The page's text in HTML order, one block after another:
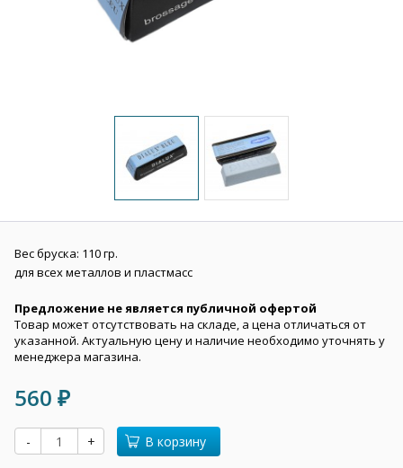
Вес бруска: 110 гр.
для всех металлов и пластмасс
Предложение не является публичной офертой
Товар может отсутствовать на складе, а цена отличаться от
указанной. Актуальную цену и наличие необходимо уточнять у
менеджера магазина.
560 ₽
- + В корзину